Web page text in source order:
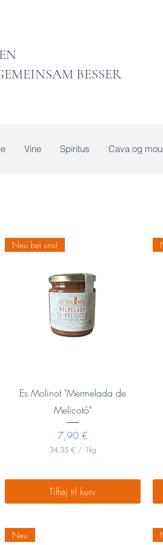
BESSER
Vine Spiritus Cava og
Hurtigvisning
Neu bei uns!
Es Molinot "Mermelada de
Melicotó"
Pris
7,90 €
34,35 € / 1kg
,
3
5
Tilføj til kurv
Neu